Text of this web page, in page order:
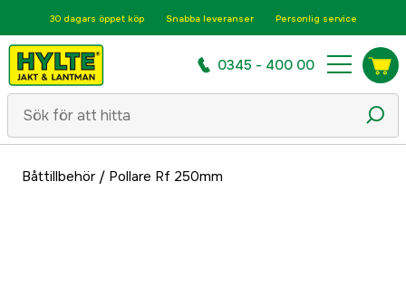
30 dagars öppet köp Snabba leveranser Personlig service
0345 - 400 00
Båttillbehör/ Pollare Rf 250mm